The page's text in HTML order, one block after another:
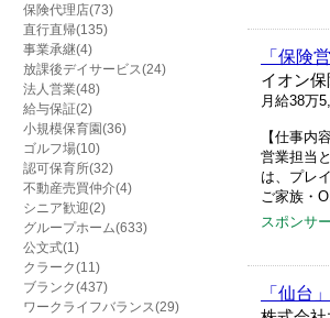
保険代理店(73)
直行直帰(135)
事業承継(4)
放課後デイサービス(24)
法人営業(48)
給与保証(2)
小規模保育園(36)
ゴルフ場(10)
認可保育所(32)
不動産売買仲介(4)
シニア歓迎(2)
グループホーム(633)
公文式(1)
クラーク(11)
ブランク(437)
ワークライフバランス(29)
「保険
イオン
月給38万
【仕事内
営業担当
は、プレ
ご家族・
スポンサ
「仙台